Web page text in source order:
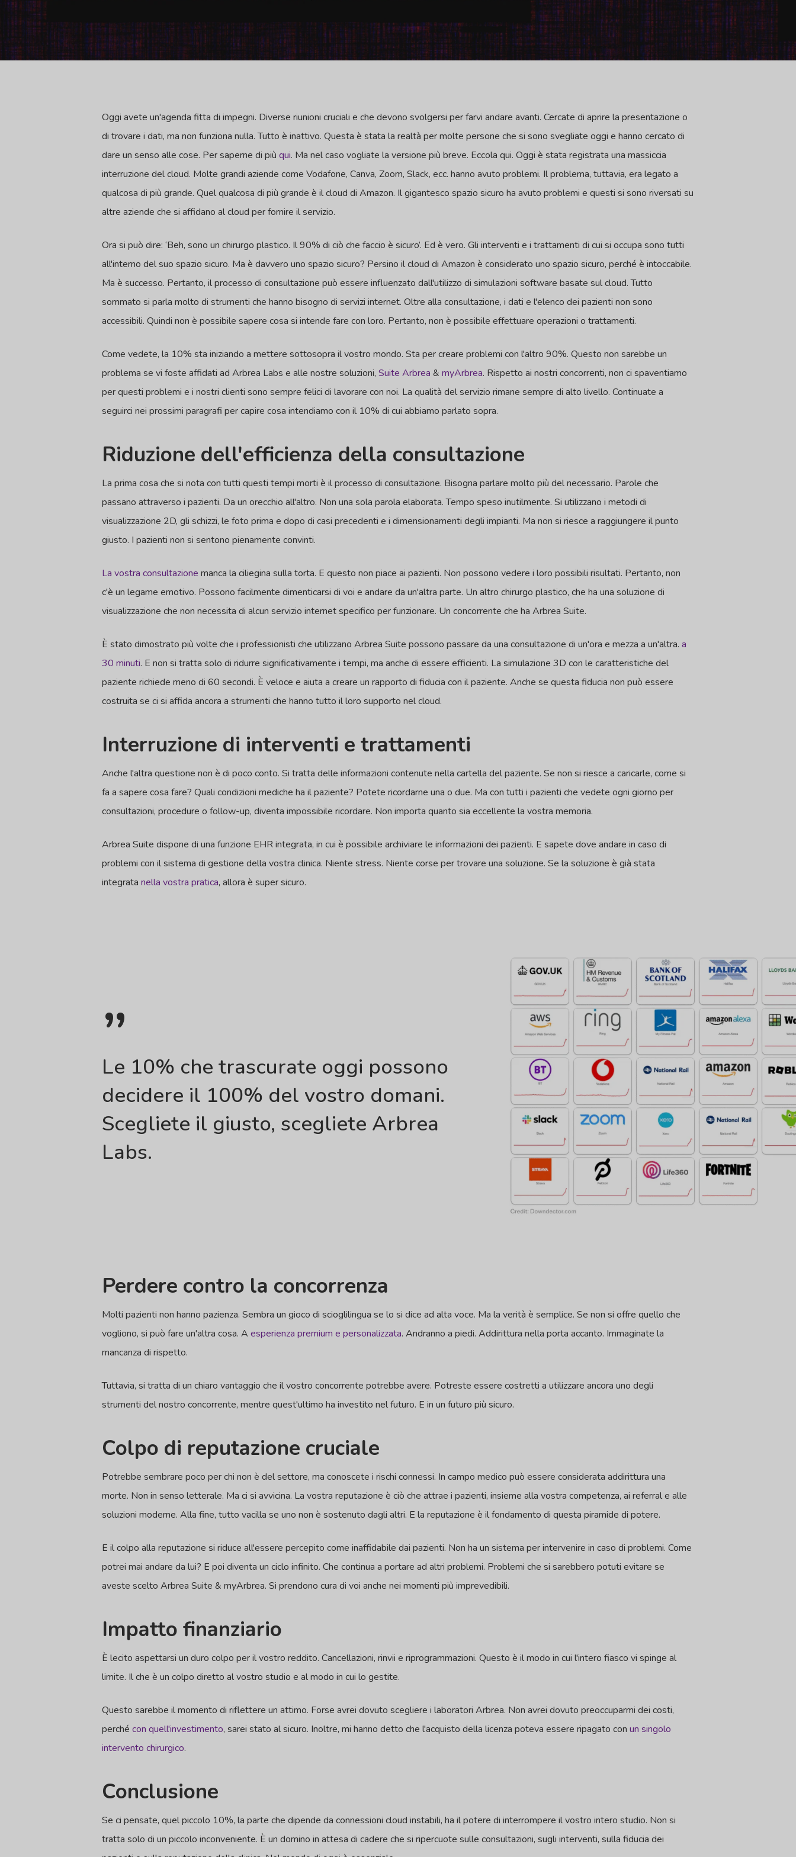
Oggi avete un'agenda fitta di impegni. Diverse riunioni cruciali e che devono svolgersi per farvi andare avanti. Cercate di aprire la presentazione o
di trovare i dati, ma non funziona nulla. Tutto è inattivo. Questa è stata la realtà per molte persone che si sono svegliate oggi e hanno cercato di
dare un senso alle cose. Per saperne di piùqui. Ma nel caso vogliate la versione più breve. Eccola qui. Oggi è stata registrata una massiccia
interruzione del cloud. Molte grandi aziende come Vodafone, Canva, Zoom, Slack, ecc. hanno avuto problemi. Il problema, tuttavia, era legato a
qualcosa di più grande. Quel qualcosa di più grande è il cloud di Amazon. Il gigantesco spazio sicuro ha avuto problemi e questi si sono riversati su
altre aziende che si affidano al cloud per fornire il servizio.
Ora si può dire: ‘Beh, sono un chirurgo plastico. Il 90% di ciò che faccio è sicuro’. Ed è vero. Gli interventi e i trattamenti di cui si occupa sono tutti
all'interno del suo spazio sicuro. Ma è davvero uno spazio sicuro? Persino il cloud di Amazon è considerato uno spazio sicuro, perché è intoccabile.
Ma è successo. Pertanto, il processo di consultazione può essere influenzato dall'utilizzo di simulazioni software basate sul cloud. Tutto
sommato si parla molto di strumenti che hanno bisogno di servizi internet. Oltre alla consultazione, i dati e l'elenco dei pazienti non sono
accessibili. Quindi non è possibile sapere cosa si intende fare con loro. Pertanto, non è possibile effettuare operazioni o trattamenti.
Come vedete, la 10% sta iniziando a mettere sottosopra il vostro mondo. Sta per creare problemi con l'altro 90%. Questo non sarebbe un
problema se vi foste affidati ad Arbrea Labs e alle nostre soluzioni,Suite Arbrea &myArbrea. Rispetto ai nostri concorrenti, non ci spaventiamo
per questi problemi e i nostri clienti sono sempre felici di lavorare con noi. La qualità del servizio rimane sempre di alto livello. Continuate a
seguirci nei prossimi paragrafi per capire cosa intendiamo con il 10% di cui abbiamo parlato sopra.
Riduzione dell'efficienza della consultazione
La prima cosa che si nota con tutti questi tempi morti è il processo di consultazione. Bisogna parlare molto più del necessario. Parole che
passano attraverso i pazienti. Da un orecchio all'altro. Non una sola parola elaborata. Tempo speso inutilmente. Si utilizzano i metodi di
visualizzazione 2D, gli schizzi, le foto prima e dopo di casi precedenti e i dimensionamenti degli impianti. Ma non si riesce a raggiungere il punto
giusto. I pazienti non si sentono pienamente convinti.
La vostra consultazione manca la ciliegina sulla torta. E questo non piace ai pazienti. Non possono vedere i loro possibili risultati. Pertanto, non
c'è un legame emotivo. Possono facilmente dimenticarsi di voi e andare da un'altra parte. Un altro chirurgo plastico, che ha una soluzione di
visualizzazione che non necessita di alcun servizio internet specifico per funzionare. Un concorrente che ha Arbrea Suite.
È stato dimostrato più volte che i professionisti che utilizzano Arbrea Suite possono passare da una consultazione di un'ora e mezza a un'altra.a
30 minuti. E non si tratta solo di ridurre significativamente i tempi, ma anche di essere efficienti. La simulazione 3D con le caratteristiche del
paziente richiede meno di 60 secondi. È veloce e aiuta a creare un rapporto di fiducia con il paziente. Anche se questa fiducia non può essere
costruita se ci si affida ancora a strumenti che hanno tutto il loro supporto nel cloud.
Interruzione di interventi e trattamenti
Anche l'altra questione non è di poco conto. Si tratta delle informazioni contenute nella cartella del paziente. Se non si riesce a caricarle, come si
fa a sapere cosa fare? Quali condizioni mediche ha il paziente? Potete ricordarne una o due. Ma con tutti i pazienti che vedete ogni giorno per
consultazioni, procedure o follow-up, diventa impossibile ricordare. Non importa quanto sia eccellente la vostra memoria.
Arbrea Suite dispone di una funzione EHR integrata, in cui è possibile archiviare le informazioni dei pazienti. E sapete dove andare in caso di
problemi con il sistema di gestione della vostra clinica. Niente stress. Niente corse per trovare una soluzione. Se la soluzione è già stata
integratanella vostra pratica, allora è super sicuro.
”
Le 10% che trascurate oggi possono
decidere il 100% del vostro domani.
Scegliete il giusto, scegliete Arbrea
Labs.
Perdere contro la concorrenza
Molti pazienti non hanno pazienza. Sembra un gioco di scioglilingua se lo si dice ad alta voce. Ma la verità è semplice. Se non si offre quello che
vogliono, si può fare un'altra cosa. Aesperienza premium e personalizzata. Andranno a piedi. Addirittura nella porta accanto. Immaginate la
mancanza di rispetto.
Tuttavia, si tratta di un chiaro vantaggio che il vostro concorrente potrebbe avere. Potreste essere costretti a utilizzare ancora uno degli
strumenti del nostro concorrente, mentre quest'ultimo ha investito nel futuro. E in un futuro più sicuro.
Colpo di reputazione cruciale
Potrebbe sembrare poco per chi non è del settore, ma conoscete i rischi connessi. In campo medico può essere considerata addirittura una
morte. Non in senso letterale. Ma ci si avvicina. La vostra reputazione è ciò che attrae i pazienti, insieme alla vostra competenza, ai referral e alle
soluzioni moderne. Alla fine, tutto vacilla se uno non è sostenuto dagli altri. E la reputazione è il fondamento di questa piramide di potere.
E il colpo alla reputazione si riduce all'essere percepito come inaffidabile dai pazienti. Non ha un sistema per intervenire in caso di problemi. Come
potrei mai andare da lui? E poi diventa un ciclo infinito. Che continua a portare ad altri problemi. Problemi che si sarebbero potuti evitare se
aveste scelto Arbrea Suite & myArbrea. Si prendono cura di voi anche nei momenti più imprevedibili.
Impatto finanziario
È lecito aspettarsi un duro colpo per il vostro reddito. Cancellazioni, rinvii e riprogrammazioni. Questo è il modo in cui l'intero fiasco vi spinge al
limite. Il che è un colpo diretto al vostro studio e al modo in cui lo gestite.
Questo sarebbe il momento di riflettere un attimo. Forse avrei dovuto scegliere i laboratori Arbrea. Non avrei dovuto preoccuparmi dei costi,
perchécon quell'investimento, sarei stato al sicuro. Inoltre, mi hanno detto che l'acquisto della licenza poteva essere ripagato conun singolo
intervento chirurgico.
Conclusione
Se ci pensate, quel piccolo 10%, la parte che dipende da connessioni cloud instabili, ha il potere di interrompere il vostro intero studio. Non si
tratta solo di un piccolo inconveniente. È un domino in attesa di cadere che si ripercuote sulle consultazioni, sugli interventi, sulla fiducia dei